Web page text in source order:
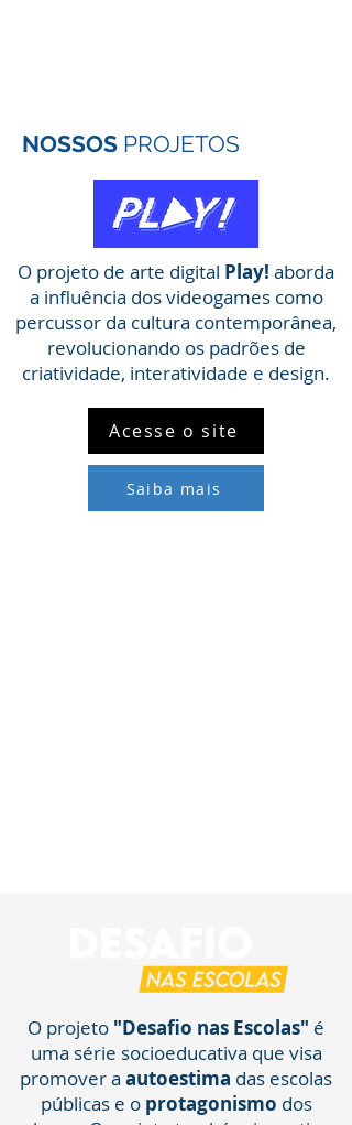
NOSSOS PROJETOS
O projeto de arte digital Play! aborda
a influência dos videogames como
percussor da cultura contemporânea,
revolucionando os padrões de
criatividade, interatividade e design.
Acesse o site
Saiba mais
O projeto "Desafio nas Escolas" é
uma série socioeducativa que visa
promover a autoestima das escolas
públicas e o protagonismo dos